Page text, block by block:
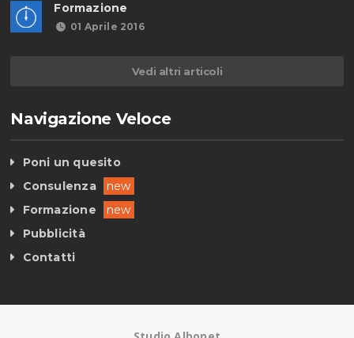
Formazione
01 Aprile 2016
Vedi altri articoli
Navigazione Veloce
Poni un quesito
Consulenza
new
Formazione
new
Pubblicità
Contatti